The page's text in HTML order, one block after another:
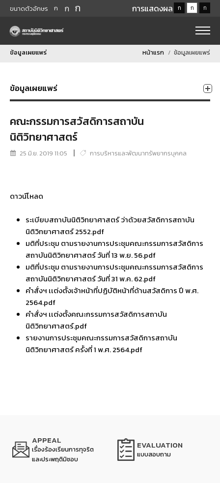
ขนาดตัวอักษร ก ก ก การแสดงผล ก ก ก
ข้อมูลเผยแพร่ หน้าแรก ข้อมูลเผยแพร่
ข้อมูลเผยแพร่
คณะกรรมการสวัสดิการสถาบัน
นิติวิทยาศาสตร์
25 มิ.ย. 2019 11:05 การบริหารและพัฒนาทรัพยากรบุคคล
ดาวน์โหลด
ระเบียบสถาบันนิติวิทยาศาสตร์ ว่าด้วยสวัสดิการสถาบัน
นิติวิทยาศาสตร์ 2552.pdf
มติที่ประชุม ตามรายงานการประชุมคณะกรรมการสวัสดิการ
สถาบันนิติวิทยาศาสตร์ วันที่ 13 พ.ย. 56.pdf
มติที่ประชุม ตามรายงานการประชุมคณะกรรมการสวัสดิการ
สถาบันนิติวิทยาศาสตร์ วันที่ 31 พ.ค. 62.pdf
คำสั่งฯ เเต่งตั้งเจ้าหน้าที่ปฏิบัติหน้าที่ด้านสวัสดิการ ปี พ.ศ.
2564.pdf
คำสั่งฯ เเต่งตั้งคณะกรรมการสวัสดิการสถาบัน
นิติวิทยาศาสตร์.pdf
รายงานการประชุมคณะกรรมการสวัสดิการสถาบัน
นิติวิทยาศาสตร์ ครั้งที่ 1 พ.ศ. 2564.pdf
APPEAL
เรื่องร้องเรียนการทุจริต
และประพฤติมิชอบ
EVALUATION
แบบสอบถาม